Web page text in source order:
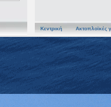
Κεντρική Ακτοπλοϊκές